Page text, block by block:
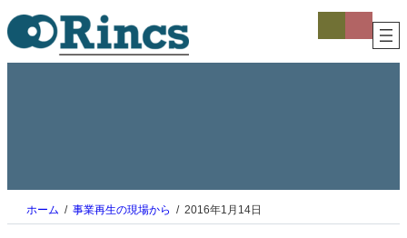
内
容
を
ス
コ
コ
ホーム 事業再生の現場から 2016年1月14日